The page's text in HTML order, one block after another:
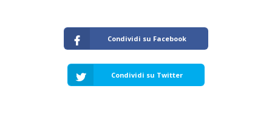
Condividi su Facebook
Condividi su Twitter